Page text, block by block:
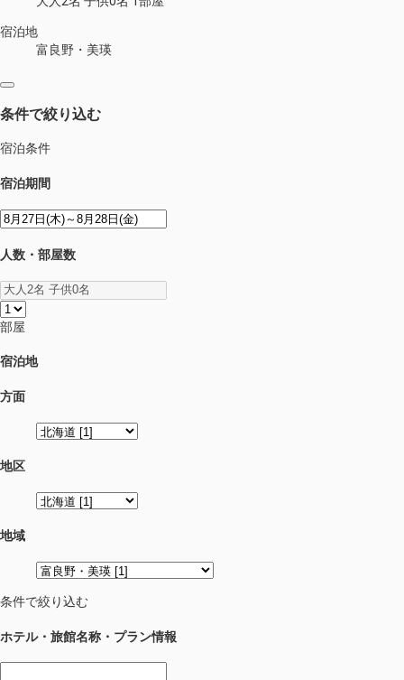
宿泊地
富良野・美瑛
条件で絞り込む
宿泊条件
宿泊期間
人数・部屋数
部屋
宿泊地
方面
地区
地域
条件で絞り込む
ホテル・旅館名称・プラン情報